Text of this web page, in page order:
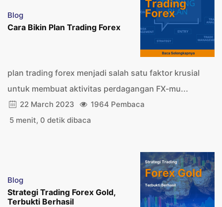
Blog
Cara Bikin Plan Trading Forex
plan trading forex menjadi salah satu faktor krusial
untuk membuat aktivitas perdagangan FX-mu...
22 March 2023
1964 Pembaca
5 menit, 0 detik dibaca
Blog
Strategi Trading Forex Gold,
Terbukti Berhasil